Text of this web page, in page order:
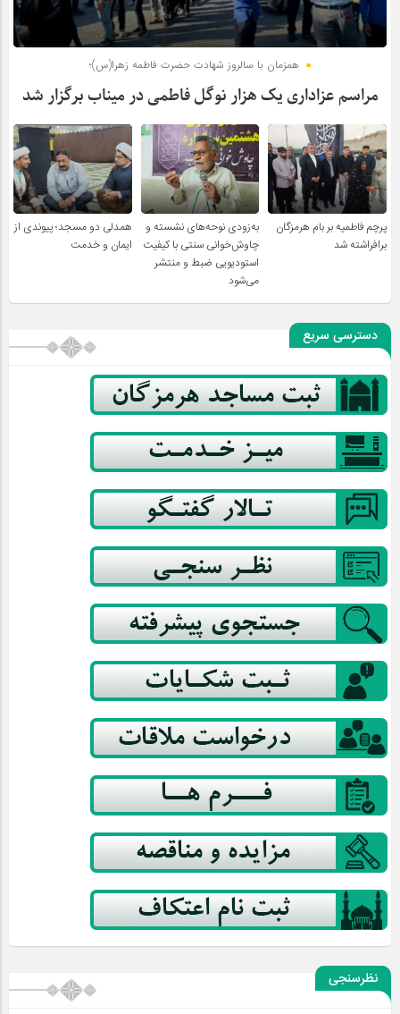
همزمان با سالروز شهادت حضرت فاطمه زهرا(س)؛
مراسم عزاداری یک هزار نوگل فاطمی در میناب برگزار شد
پرچم فاطمیه بر بام هرمزگان
برافراشته شد
به‌زودی نوحه‌های نشسته و
چاوش‌خوانی سنتی با کیفیت
استودیویی ضبط و منتشر
می‌شود
همدلی دو مسجد؛ پیوندی از
ایمان و خدمت
دسترسی سریع
نظرسنجی